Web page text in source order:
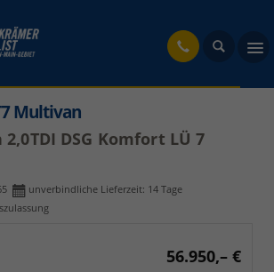
Multivan
DSG Komfort LÜ 7
unverbindliche Lieferzeit: 14 Tage
56.950,– €